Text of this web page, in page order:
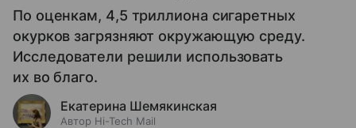
По оценкам, 4,5 триллиона сигаретных
окурков загрязняют окружающую среду.
Исследователи решили использовать
их во благо.
Екатерина Шемякинская
Автор Hi-Tech Mail